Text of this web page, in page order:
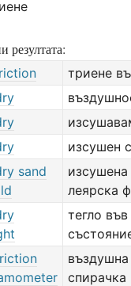
резултата:
триене
изсушен
sand
изсушена
леярска
тегло
спирачка